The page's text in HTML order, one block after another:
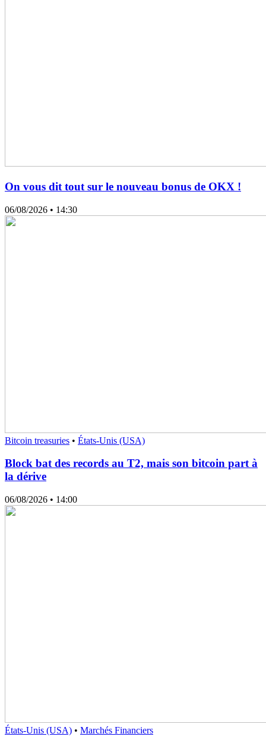
On vous dit tout sur le nouveau bonus de OKX !
06/08/2026 • 14:30
Bitcoin treasuries • États-Unis (USA)
Block bat des records au T2, mais son bitcoin part à
la dérive
06/08/2026 • 14:00
États-Unis (USA) • Marchés Financiers